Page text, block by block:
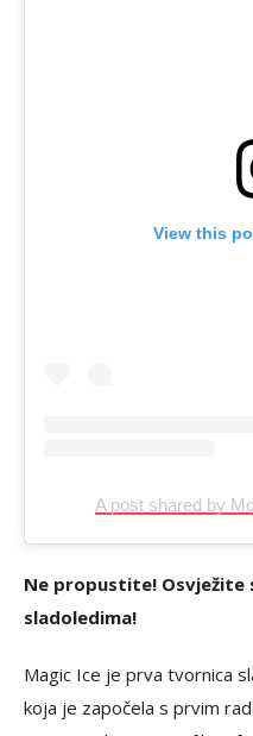
View this
A post shared by
Ne propustite! Osvježite
sladoledima!
Magic Ice je prva tvornica
koja je započela s prvim